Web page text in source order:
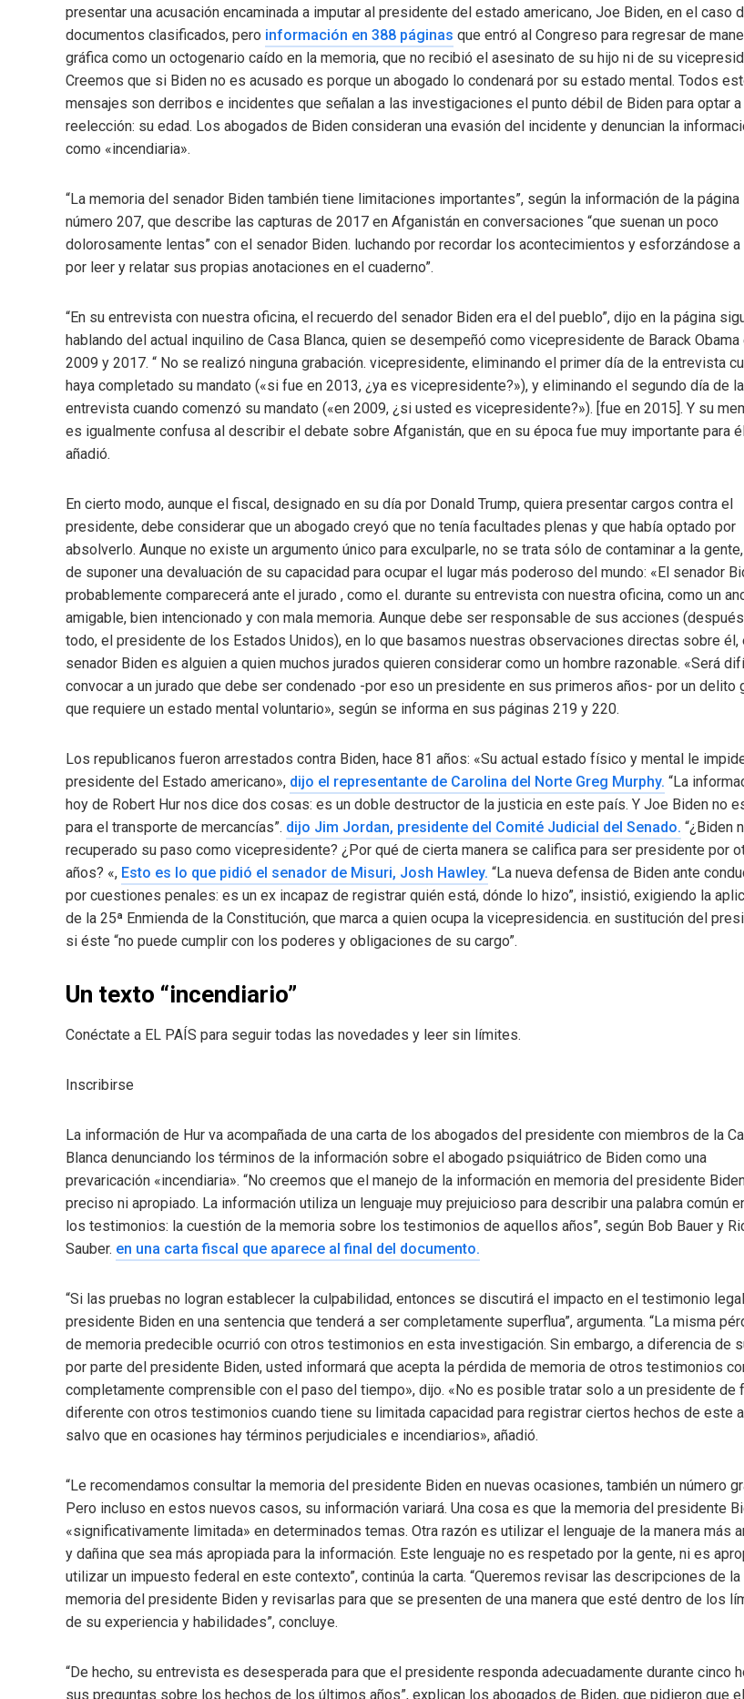
presentar una acusación encaminada a imputar al presidente del estado americano, Joe Biden, en el caso
documentos clasificados, pero información en 388 páginas que entró al Congreso para regresar de
gráfica como un octogenario caído en la memoria, que no recibió el asesinato de su hijo ni de su
Creemos que si Biden no es acusado es porque un abogado lo condenará por su estado mental. Todos
mensajes son derribos e incidentes que señalan a las investigaciones el punto débil de Biden para optar a
reelección: su edad. Los abogados de Biden consideran una evasión del incidente y denuncian la
como «incendiaria».
“La memoria del senador Biden también tiene limitaciones importantes”, según la información de la página
número 207, que describe las capturas de 2017 en Afganistán en conversaciones “que suenan un poco
dolorosamente lentas” con el senador Biden. luchando por recordar los acontecimientos y esforzándose
por leer y relatar sus propias anotaciones en el cuaderno”.
“En su entrevista con nuestra oficina, el recuerdo del senador Biden era el del pueblo”, dijo en la página
hablando del actual inquilino de Casa Blanca, quien se desempeñó como vicepresidente de Barack Obama
2009 y 2017. “ No se realizó ninguna grabación. vicepresidente, eliminando el primer día de la entrevista
haya completado su mandato («si fue en 2013, ¿ya es vicepresidente?»), y eliminando el segundo día de la
entrevista cuando comenzó su mandato («en 2009, ¿si usted es vicepresidente?»). [fue en 2015]. Y su
es igualmente confusa al describir el debate sobre Afganistán, que en su época fue muy importante para
añadió.
En cierto modo, aunque el fiscal, designado en su día por Donald Trump, quiera presentar cargos contra el
presidente, debe considerar que un abogado creyó que no tenía facultades plenas y que había optado por
absolverlo. Aunque no existe un argumento único para exculparle, no se trata sólo de contaminar a la
de suponer una devaluación de su capacidad para ocupar el lugar más poderoso del mundo: «El senador
probablemente comparecerá ante el jurado , como el. durante su entrevista con nuestra oficina, como un
amigable, bien intencionado y con mala memoria. Aunque debe ser responsable de sus acciones
todo, el presidente de los Estados Unidos), en lo que basamos nuestras observaciones directas sobre él,
senador Biden es alguien a quien muchos jurados quieren considerar como un hombre razonable. «Será
convocar a un jurado que debe ser condenado -por eso un presidente en sus primeros años- por un delito
que requiere un estado mental voluntario», según se informa en sus páginas 219 y 220.
Los republicanos fueron arrestados contra Biden, hace 81 años: «Su actual estado físico y mental le
presidente del Estado americano», dijo el representante de Carolina del Norte Greg Murphy. “La
hoy de Robert Hur nos dice dos cosas: es un doble destructor de la justicia en este país. Y Joe Biden no
para el transporte de mercancías”. dijo Jim Jordan, presidente del Comité Judicial del Senado. “¿Biden
recuperado su paso como vicepresidente? ¿Por qué de cierta manera se califica para ser presidente por
años? «, Esto es lo que pidió el senador de Misuri, Josh Hawley. “La nueva defensa de Biden ante
por cuestiones penales: es un ex incapaz de registrar quién está, dónde lo hizo”, insistió, exigiendo la
de la 25ª Enmienda de la Constitución, que marca a quien ocupa la vicepresidencia. en sustitución del
si éste “no puede cumplir con los poderes y obligaciones de su cargo”.
Un texto “incendiario”
Conéctate a EL PAÍS para seguir todas las novedades y leer sin límites.
Inscribirse
La información de Hur va acompañada de una carta de los abogados del presidente con miembros de la
Blanca denunciando los términos de la información sobre el abogado psiquiátrico de Biden como una
prevaricación «incendiaria». “No creemos que el manejo de la información en memoria del presidente
preciso ni apropiado. La información utiliza un lenguaje muy prejuicioso para describir una palabra común
los testimonios: la cuestión de la memoria sobre los testimonios de aquellos años”, según Bob Bauer y
Sauber. en una carta fiscal que aparece al final del documento.
“Si las pruebas no logran establecer la culpabilidad, entonces se discutirá el impacto en el testimonio
presidente Biden en una sentencia que tenderá a ser completamente superflua”, argumenta. “La misma
de memoria predecible ocurrió con otros testimonios en esta investigación. Sin embargo, a diferencia de
por parte del presidente Biden, usted informará que acepta la pérdida de memoria de otros testimonios
completamente comprensible con el paso del tiempo», dijo. «No es posible tratar solo a un presidente de
diferente con otros testimonios cuando tiene su limitada capacidad para registrar ciertos hechos de este
salvo que en ocasiones hay términos perjudiciales e incendiarios», añadió.
“Le recomendamos consultar la memoria del presidente Biden en nuevas ocasiones, también un número
Pero incluso en estos nuevos casos, su información variará. Una cosa es que la memoria del presidente
«significativamente limitada» en determinados temas. Otra razón es utilizar el lenguaje de la manera más
y dañina que sea más apropiada para la información. Este lenguaje no es respetado por la gente, ni es
utilizar un impuesto federal en este contexto”, continúa la carta. “Queremos revisar las descripciones de la
memoria del presidente Biden y revisarlas para que se presenten de una manera que esté dentro de los
de su experiencia y habilidades”, concluye.
“De hecho, su entrevista es desesperada para que el presidente responda adecuadamente durante cinco
sus preguntas sobre los hechos de los últimos años”, explican los abogados de Biden, que pidieron que el